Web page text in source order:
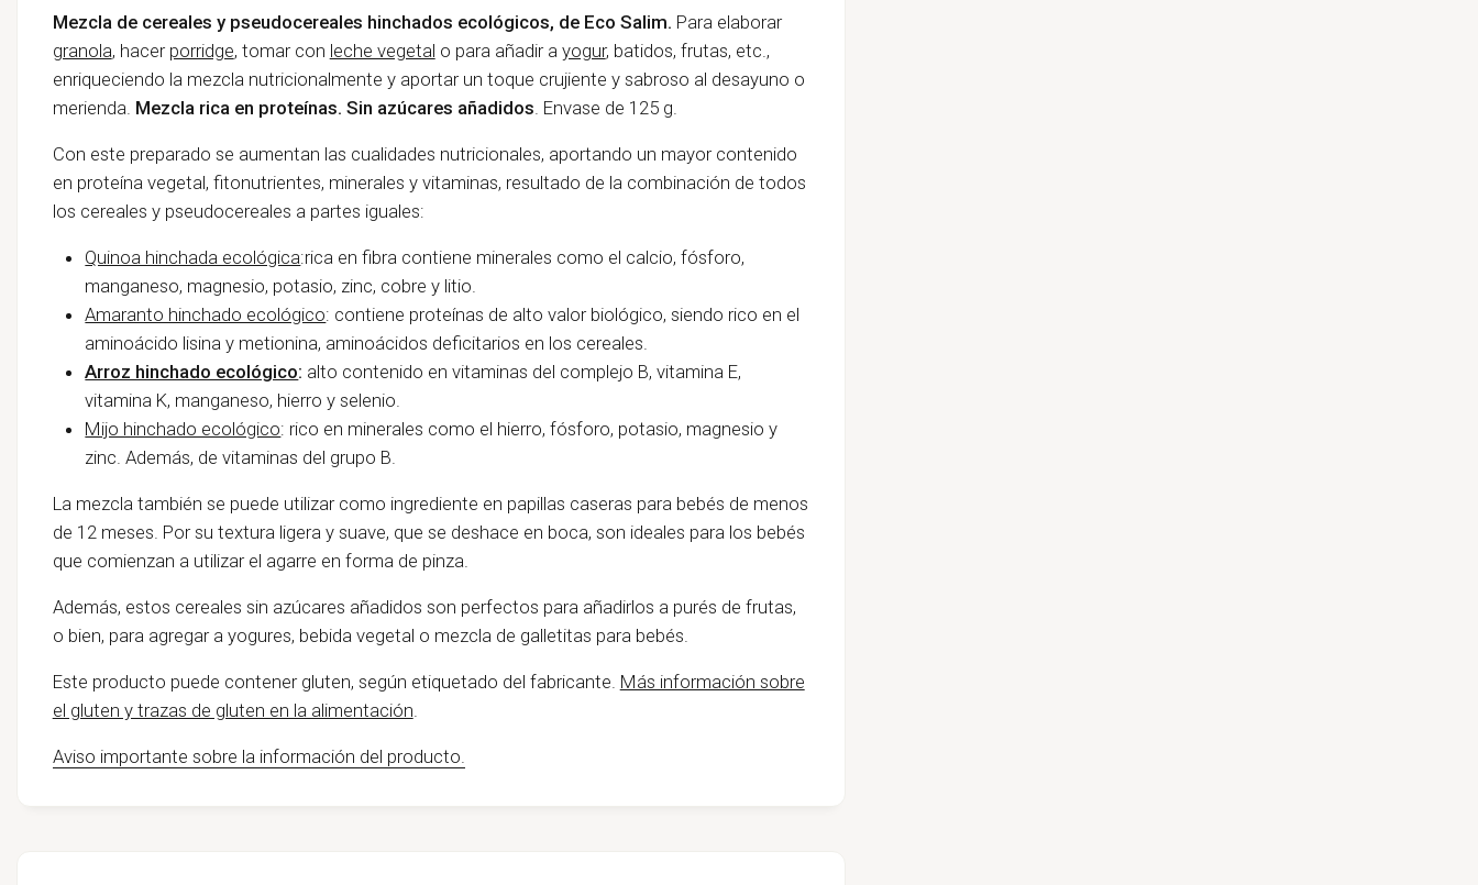
Mezcla de cereales y pseudocereales hinchados ecológicos, de Eco Salim. Para elaborar
granola, hacer porridge, tomar con leche vegetal o para añadir a yogur, batidos, frutas, etc.,
enriqueciendo la mezcla nutricionalmente y aportar un toque crujiente y sabroso al desayuno o
merienda. Mezcla rica en proteínas. Sin azúcares añadidos . Envase de 125 g.
Con este preparado se aumentan las cualidades nutricionales, aportando un mayor contenido
en proteína vegetal, fitonutrientes, minerales y vitaminas, resultado de la combinación de todos
los cereales y pseudocereales a partes iguales:
Quinoa hinchada ecológica:rica en fibra contiene minerales como el calcio, fósforo,
manganeso, magnesio, potasio, zinc, cobre y litio.
Amaranto hinchado ecológico: contiene proteínas de alto valor biológico, siendo rico en el
aminoácido lisina y metionina, aminoácidos deficitarios en los cereales.
Arroz hinchado ecológico: alto contenido en vitaminas del complejo B, vitamina E,
vitamina K, manganeso, hierro y selenio.
Mijo hinchado ecológico: rico en minerales como el hierro, fósforo, potasio, magnesio y
zinc. Además, de vitaminas del grupo B.
La mezcla también se puede utilizar como ingrediente en papillas caseras para bebés de menos
de 12 meses. Por su textura ligera y suave, que se deshace en boca, son ideales para los bebés
que comienzan a utilizar el agarre en forma de pinza.
Además, estos cereales sin azúcares añadidos son perfectos para añadirlos a purés de frutas,
o bien, para agregar a yogures, bebida vegetal o mezcla de galletitas para bebés.
Este producto puede contener gluten, según etiquetado del fabricante. Más información sobre
el gluten y trazas de gluten en la alimentación
Aviso importante sobre la información del producto.